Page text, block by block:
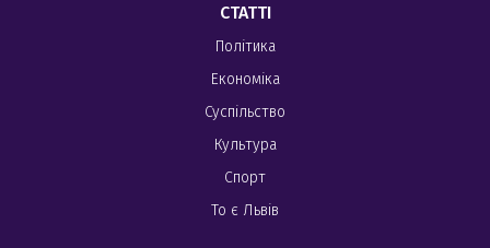
СТАТТІ
Політика
Економіка
Суспільство
Культура
Спорт
То є Львів